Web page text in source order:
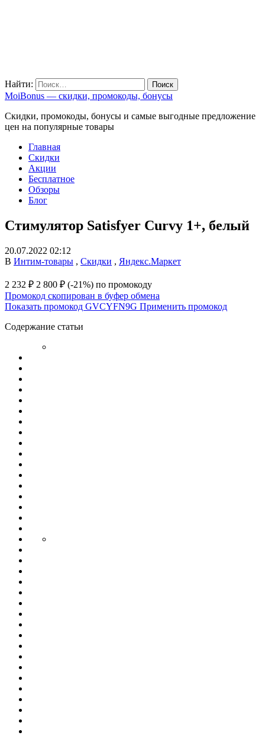
Найти:
MoiBonus — скидки, промокоды, бонусы
Скидки, промокоды, бонусы и самые выгодные предложение
цен на популярные товары
Главная
Скидки
Акции
Бесплатное
Обзоры
Блог
Стимулятор Satisfyer Curvy 1+, белый
20.07.2022 02:12
В Интим-товары , Скидки , Яндекс.Маркет
2 232 ₽ 2 800 ₽ (-21%) по промокоду
Промокод скопирован в буфер обмена
Показать промокод GVCYFN9G Применить промокод
Содержание статьи